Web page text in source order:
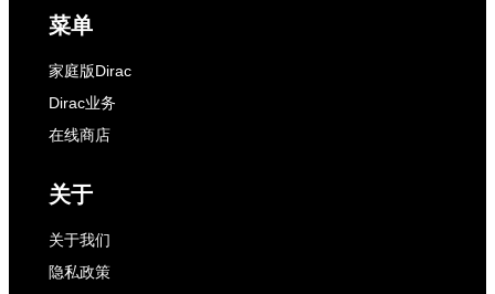
菜单
家庭版Dirac
Dirac业务
在线商店
关于
关于我们
隐私政策